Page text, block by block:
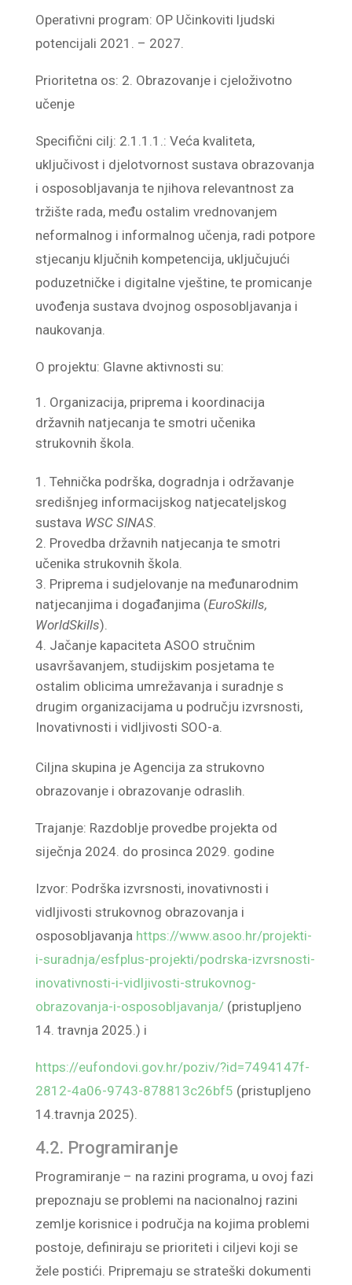
Operativni program: OP Učinkoviti ljudski
potencijali 2021. – 2027.
Prioritetna os: 2. Obrazovanje i cjeloživotno
učenje
Specifični cilj: 2.1.1.1.: Veća kvaliteta,
uključivost i djelotvornost sustava obrazovanja
i osposobljavanja te njihova relevantnost za
tržište rada, među ostalim vrednovanjem
neformalnog i informalnog učenja, radi potpore
stjecanju ključnih kompetencija, uključujući
poduzetničke i digitalne vještine, te promicanje
uvođenja sustava dvojnog osposobljavanja i
naukovanja.
O projektu: Glavne aktivnosti su:
Organizacija, priprema i koordinacija
državnih natjecanja te smotri učenika
strukovnih škola.
Tehnička podrška, dogradnja i održavanje
središnjeg informacijskog natjecateljskog
sustava WSC SINAS.
Provedba državnih natjecanja te smotri
učenika strukovnih škola.
Priprema i sudjelovanje na međunarodnim
natjecanjima i događanjima (EuroSkills,
WorldSkills).
Jačanje kapaciteta ASOO stručnim
usavršavanjem, studijskim posjetama te
ostalim oblicima umrežavanja i suradnje s
drugim organizacijama u području izvrsnosti,
Inovativnosti i vidljivosti SOO-a.
Ciljna skupina je Agencija za strukovno
obrazovanje i obrazovanje odraslih.
Trajanje: Razdoblje provedbe projekta od
siječnja 2024. do prosinca 2029. godine
Izvor: Podrška izvrsnosti, inovativnosti i
vidljivosti strukovnog obrazovanja i
osposobljavanja https://www.asoo.hr/projekti-
i-suradnja/esfplus-projekti/podrska-izvrsnosti-
inovativnosti-i-vidljivosti-strukovnog-
obrazovanja-i-osposobljavanja/(pristupljeno
14. travnja 2025.) i
https://eufondovi.gov.hr/poziv/?id=7494147f-
2812-4a06-9743-878813c26bf5 (pristupljeno
14.travnja 2025).
4.2. Programiranje
Programiranje – na razini programa, u ovoj fazi
prepoznaju se problemi na nacionalnoj razini
zemlje korisnice i područja na kojima problemi
postoje, definiraju se prioriteti i ciljevi koji se
žele postići. Pripremaju se strateški dokumenti